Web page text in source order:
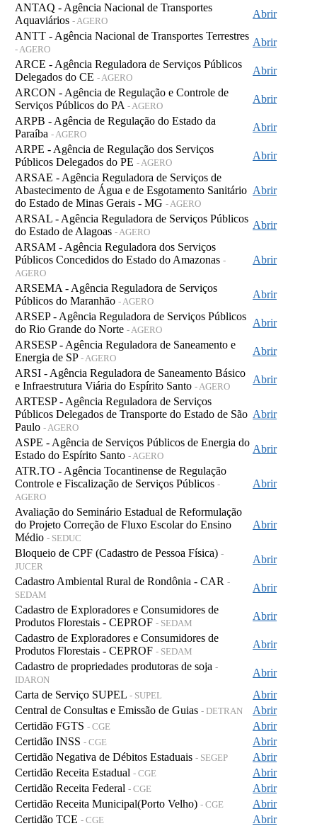
ANTAQ - Agência Nacional de Transportes
Aquaviários - AGERO
Abrir
ANTT - Agência Nacional de Transportes Terrestres
- AGERO
Abrir
ARCE - Agência Reguladora de Serviços Públicos
Delegados do CE - AGERO
Abrir
ARCON - Agência de Regulação e Controle de
Serviços Públicos do PA - AGERO
Abrir
ARPB - Agência de Regulação do Estado da
Paraíba - AGERO
Abrir
ARPE - Agência de Regulação dos Serviços
Públicos Delegados do PE - AGERO
Abrir
ARSAE - Agência Reguladora de Serviços de
Abastecimento de Água e de Esgotamento Sanitário
do Estado de Minas Gerais - MG - AGERO
Abrir
ARSAL - Agência Reguladora de Serviços Públicos
do Estado de Alagoas - AGERO
Abrir
ARSAM - Agência Reguladora dos Serviços
Públicos Concedidos do Estado do Amazonas -
AGERO
Abrir
ARSEMA - Agência Reguladora de Serviços
Públicos do Maranhão - AGERO
Abrir
ARSEP - Agência Reguladora de Serviços Públicos
do Rio Grande do Norte - AGERO
Abrir
ARSESP - Agência Reguladora de Saneamento e
Energia de SP - AGERO
Abrir
ARSI - Agência Reguladora de Saneamento Básico
e Infraestrutura Viária do Espírito Santo - AGERO
Abrir
ARTESP - Agência Reguladora de Serviços
Públicos Delegados de Transporte do Estado de São
Paulo - AGERO
Abrir
ASPE - Agência de Serviços Públicos de Energia do
Estado do Espírito Santo - AGERO
Abrir
ATR.TO - Agência Tocantinense de Regulação
Controle e Fiscalização de Serviços Públicos -
AGERO
Abrir
Avaliação do Seminário Estadual de Reformulação
do Projeto Correção de Fluxo Escolar do Ensino
Médio - SEDUC
Abrir
Bloqueio de CPF (Cadastro de Pessoa Física) -
JUCER
Abrir
Cadastro Ambiental Rural de Rondônia - CAR -
SEDAM
Abrir
Cadastro de Exploradores e Consumidores de
Produtos Florestais - CEPROF - SEDAM
Abrir
Cadastro de Exploradores e Consumidores de
Produtos Florestais - CEPROF - SEDAM
Abrir
Cadastro de propriedades produtoras de soja -
IDARON
Abrir
Carta de Serviço SUPEL - SUPEL
Abrir
Central de Consultas e Emissão de Guias - DETRAN
Abrir
Certidão FGTS - CGE
Abrir
Certidão INSS - CGE
Abrir
Certidão Negativa de Débitos Estaduais - SEGEP
Abrir
Certidão Receita Estadual - CGE
Abrir
Certidão Receita Federal - CGE
Abrir
Certidão Receita Municipal(Porto Velho) - CGE
Abrir
Certidão TCE - CGE
Abrir